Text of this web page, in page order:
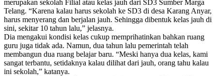
merupakan sekolah Filial atau kelas jauh dari SD3 Sumber Marga
Telang. “Karena kalau harus sekolah ke SD3 di desa Karang Anyar,
harus menyerang dan berjalan jauh. Sehingga dibentuk kelas jauh di
sini, sekitar 10 tahun lalu,” jelasnya.
Dia mengakui kondisi kelas cukup memprihatinkan bahkan ruang
guru juga tidak ada. Namun, dua tahun lalu pemerintah telah
membangun dua ruang belajar baru. “Meski hanya dua kelas, kami
sangat terbantu, setidaknya kalau dilihat dari jauh, orang tahu kalau
ini sekolah,” katanya.